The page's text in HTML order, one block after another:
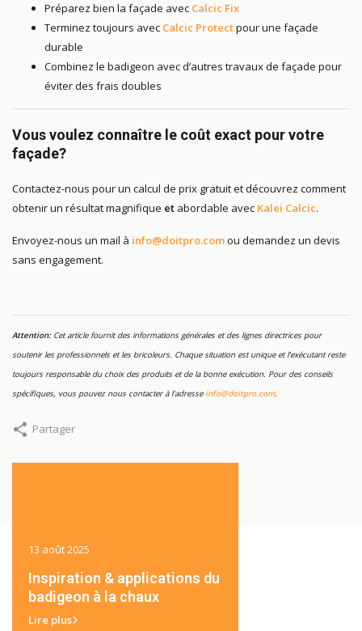
Préparez bien la façade avec Calcic Fix
Terminez toujours avec Calcic Protectpour une façade
durable
Combinez le badigeon avec d’autres travaux de façade pour
éviter des frais doubles
Vous voulez connaître le coût exact pour votre
façade?
Contactez-nous pour un calcul de prix gratuit et découvrez comment
obtenir un résultat magnifique et abordable avec Kalei Calcic.
Envoyez-nous un mail à info@doitpro.comou demandez un devis
sans engagement.
Attention: Cet article fournit des informations générales et des lignes directrices pour
soutenir les professionnels et les bricoleurs. Chaque situation est unique et l'exécutant reste
toujours responsable du choix des produits et de la bonne exécution. Pour des conseils
spécifiques, vous pouvez nous contacter à l'adresse info@doitpro.com.
Partager
13 août 2025
Inspiration & applications du
badigeon à la chaux
Lire plus